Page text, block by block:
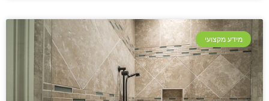
מידע מקצועי